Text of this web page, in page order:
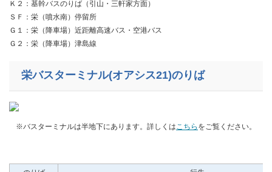
Ｋ２：基幹バスのりば（引山・三軒家方面）
ＳＦ：栄（噴水南）停留所
Ｇ１：栄（降車場）近距離高速バス・空港バス
Ｇ２：栄（降車場）津島線
栄バスターミナル(オアシス21)のりば
※バスターミナルは半地下にあります。詳しくはこちら をご覧ください。